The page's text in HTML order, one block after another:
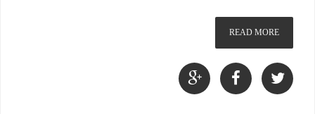
READ MORE